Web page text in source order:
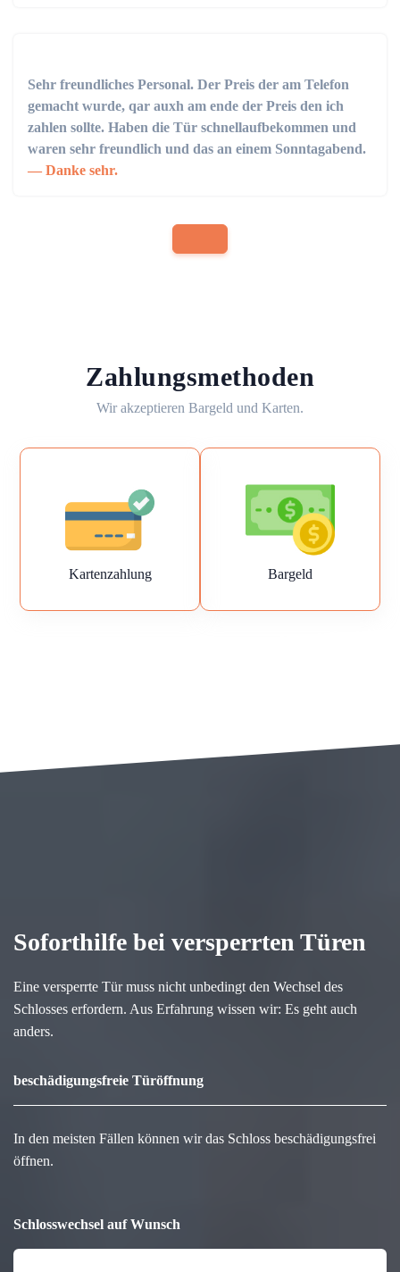
Sehr freundliches Personal. Der Preis der am Telefon
gemacht wurde, qar auxh am ende der Preis den ich
zahlen sollte. Haben die Tür schnellaufbekommen und
waren sehr freundlich und das an einem Sonntagabend.
Danke sehr.
Zahlungsmethoden
Wir akzeptieren Bargeld und Karten.
Kartenzahlung Bargeld
Soforthilfe bei versperrten Türen
Eine versperrte Tür muss nicht unbedingt den Wechsel des
Schlosses erfordern. Aus Erfahrung wissen wir: Es geht auch
anders.
beschädigungsfreie Türöffnung
In den meisten Fällen können wir das Schloss beschädigungsfrei
öffnen.
Schlosswechsel auf Wunsch